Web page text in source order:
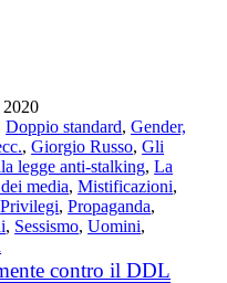
Doppio standard,Gender,
,Giorgio Russo,Gli
legge anti-stalking,La
media,Mistificazioni,
Privilegi,Propaganda,
, Sessismo,Uomini,
contro il DDL